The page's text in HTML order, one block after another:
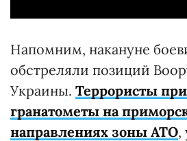
Напомним, накануне
обстреляли позиций
Украины. Террористы
гранатометы на
направлениях зоны АТО,